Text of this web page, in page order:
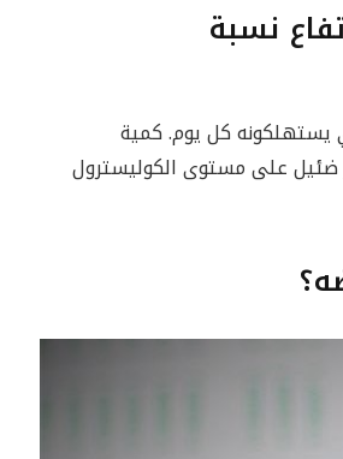
نسبة
يستهلكونه كل يوم. كمية
ضئيل على مستوى الكوليسترول